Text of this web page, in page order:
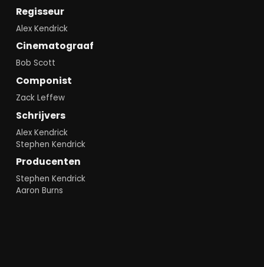
Regisseur
Alex Kendrick
Cinematograaf
Bob Scott
Componist
Zack Leffew
Schrijvers
Alex Kendrick
Stephen Kendrick
Producenten
Stephen Kendrick
Aaron Burns